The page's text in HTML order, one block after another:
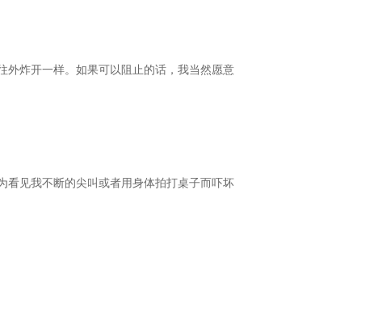
外炸开一样。如果可以阻止的话，我当然愿意
看见我不断的尖叫或者用身体拍打桌子而吓坏